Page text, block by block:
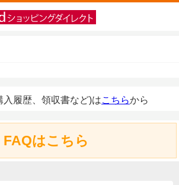
入履歴、領収書など)はこちらから
FAQはこちら